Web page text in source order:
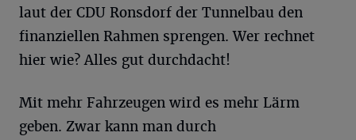
laut der CDU Ronsdorf der Tunnelbau den
finanziellen Rahmen sprengen. Wer rechnet
hier wie? Alles gut durchdacht!
Mit mehr Fahrzeugen wird es mehr Lärm
geben. Zwar kann man durch